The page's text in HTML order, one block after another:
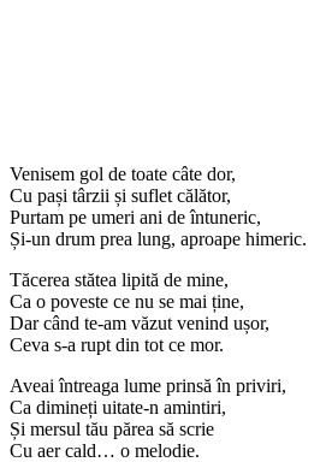
Venisem gol de toate câte dor,
Cu pași târzii și suflet călător,
Purtam pe umeri ani de întuneric,
Și-un drum prea lung, aproape himeric.
Tăcerea stătea lipită de mine,
Ca o poveste ce nu se mai ține,
Dar când te-am văzut venind ușor,
Ceva s-a rupt din tot ce mor.
Aveai întreaga lume prinsă în priviri,
Ca dimineți uitate-n amintiri,
Și mersul tău părea să scrie
Cu aer cald… o melodie.